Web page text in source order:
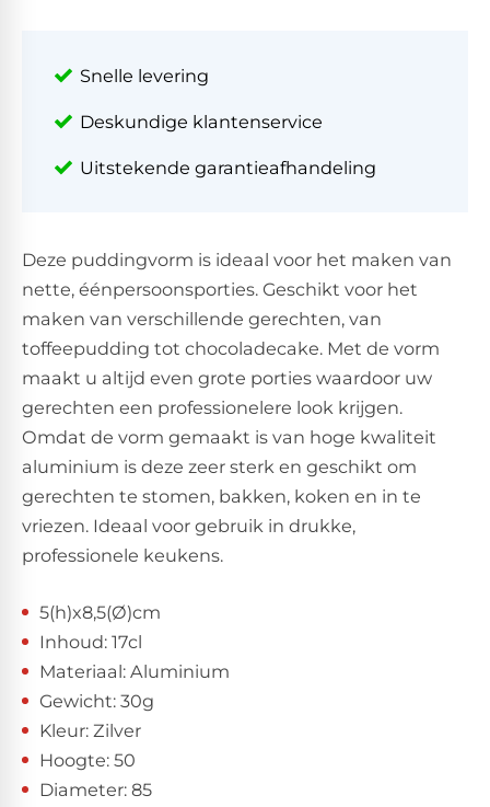
Snelle levering
Deskundige klantenservice
Uitstekende garantieafhandeling
Deze puddingvorm is ideaal voor het maken van
nette, éénpersoonsporties. Geschikt voor het
maken van verschillende gerechten, van
toffeepudding tot chocoladecake. Met de vorm
maakt u altijd even grote porties waardoor uw
gerechten een professionelere look krijgen.
Omdat de vorm gemaakt is van hoge kwaliteit
aluminium is deze zeer sterk en geschikt om
gerechten te stomen, bakken, koken en in te
vriezen. Ideaal voor gebruik in drukke,
professionele keukens.
5(h)x8,5(Ø)cm
Inhoud: 17cl
Materiaal: Aluminium
Gewicht: 30g
Kleur: Zilver
Hoogte: 50
Diameter: 85